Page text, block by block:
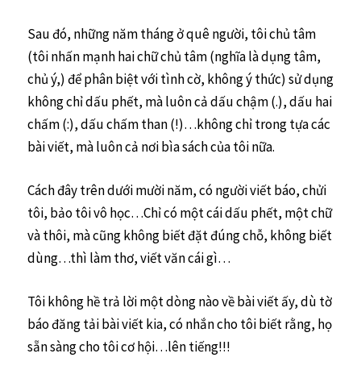
Sau đó, những năm tháng ở quê người, tôi chủ tâm
(tôi nhấn mạnh hai chữ chủ tâm (nghĩa là dụng tâm,
chủ ý,) để phân biệt với tình cờ, không ý thức) sử dụng
không chỉ dấu phết, mà luôn cả dấu chậm (.), dấu hai
chấm (:), dấu chấm than (!)…không chỉ trong tựa các
bài viết, mà luôn cả nơi bìa sách của tôi nữa.
Cách đây trên dưới mười năm, có người viết báo, chửi
tôi, bảo tôi vô học…Chỉ có một cái dấu phết, một chữ
và thôi, mà cũng không biết đặt đúng chỗ, không biết
dùng…thì làm thơ, viết văn cái gì…
Tôi không hề trả lời một dòng nào về bài viết ấy, dù tờ
báo đăng tải bài viết kia, có nhắn cho tôi biết rằng, họ
sẵn sàng cho tôi cơ hội…lên tiếng!!!